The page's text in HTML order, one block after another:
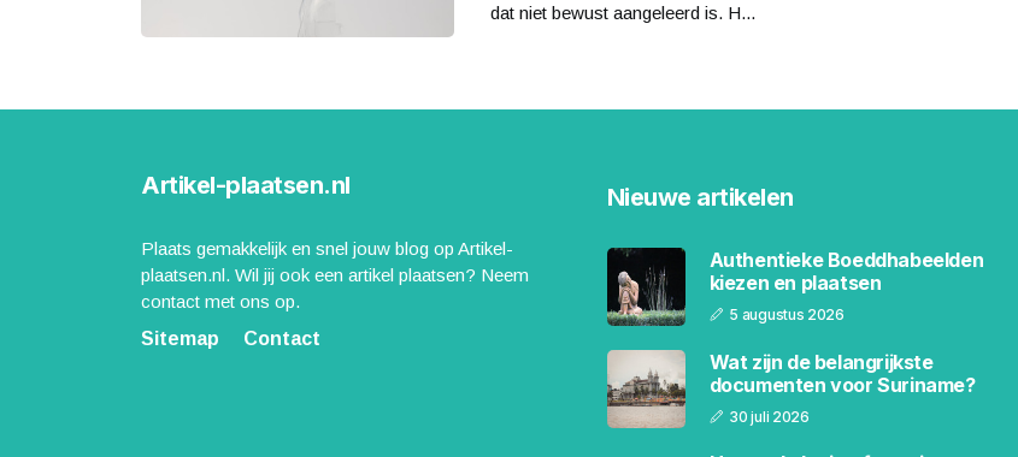
dat niet bewust aangeleerd is. H...
Artikel-plaatsen.nl
Plaats gemakkelijk en snel jouw blog op Artikel-
plaatsen.nl. Wil jij ook een artikel plaatsen? Neem
contact met ons op.
Sitemap
Contact
Nieuwe artikelen
Authentieke Boeddhabeelden
kiezen en plaatsen
5 augustus 2026
Wat zijn de belangrijkste
documenten voor Suriname?
30 juli 2026